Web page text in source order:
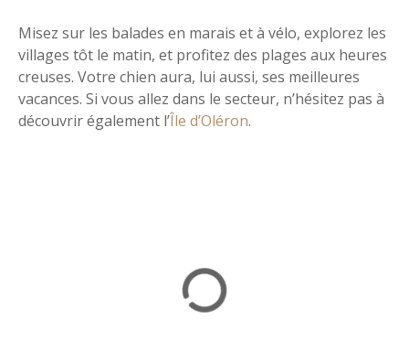
Misez sur les balades en marais et à vélo, explorez les
villages tôt le matin, et profitez des plages aux heures
creuses. Votre chien aura, lui aussi, ses meilleures
vacances. Si vous allez dans le secteur, n’hésitez pas à
découvrir également l’Île d’Oléron.